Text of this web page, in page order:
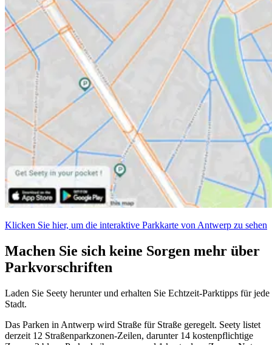
Klicken Sie hier, um die interaktive Parkkarte von Antwerp zu sehen
Machen Sie sich keine Sorgen mehr über
Parkvorschriften
Laden Sie Seety herunter und erhalten Sie Echtzeit-Parktipps für jede
Stadt.
Das Parken in Antwerp wird Straße für Straße geregelt. Seety listet
derzeit 12 Straßenparkzonen-Zeilen, darunter 14 kostenpflichtige